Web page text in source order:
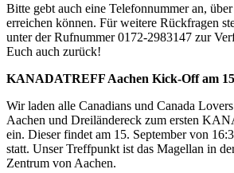
Bitte gebt auch eine Telefonnummer an,
erreichen können. Für weitere Rückfragen
unter der Rufnummer 0172-2983147 zur
Euch auch zurück!
KANADATREFF Aachen Kick-Off am
Wir laden alle Canadians und Canada
Aachen und Dreiländereck zum ersten
ein. Dieser findet am 15. September von
statt. Unser Treffpunkt ist das Magellan in
Zentrum von Aachen.